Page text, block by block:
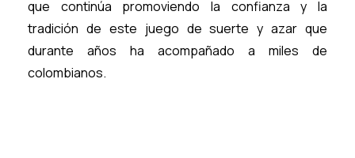
que continúa promoviendo la confianza y la
tradición de este juego de suerte y azar que
durante años ha acompañado a miles de
colombianos.